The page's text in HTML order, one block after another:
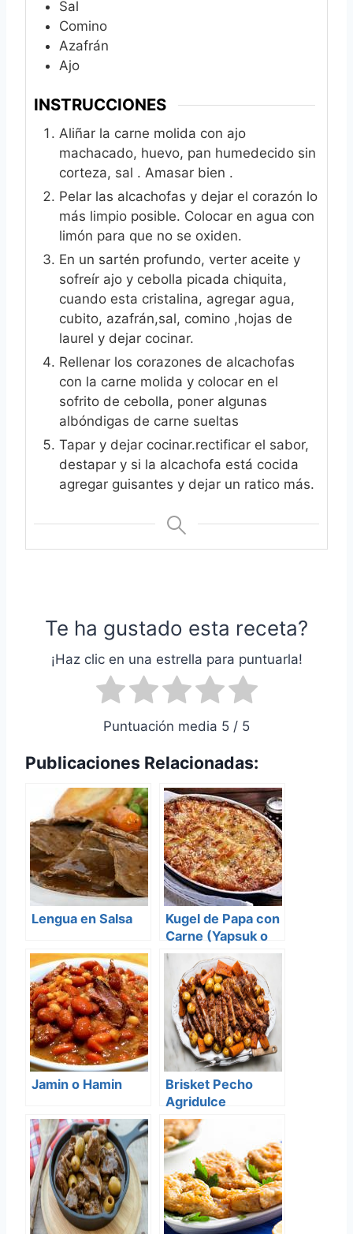
Sal
Comino
Azafrán
Ajo
INSTRUCCIONES
Aliñar la carne molida con ajo
machacado, huevo, pan humedecido sin
corteza, sal . Amasar bien .
Pelar las alcachofas y dejar el corazón lo
más limpio posible. Colocar en agua con
limón para que no se oxiden.
En un sartén profundo, verter aceite y
sofreír ajo y cebolla picada chiquita,
cuando esta cristalina, agregar agua,
cubito, azafrán,sal, comino ,hojas de
laurel y dejar cocinar.
Rellenar los corazones de alcachofas
con la carne molida y colocar en el
sofrito de cebolla, poner algunas
albóndigas de carne sueltas
Tapar y dejar cocinar.rectificar el sabor,
destapar y si la alcachofa está cocida
agregar guisantes y dejar un ratico más.
Te ha gustado esta receta?
¡Haz clic en una estrella para puntuarla!
Puntuación media 5 / 5
Publicaciones Relacionadas:
Lengua en Salsa
Kugel de Papa con
Carne (Yapsuk o
Yapchik)
Jamin o Hamin
Brisket Pecho
Agridulce